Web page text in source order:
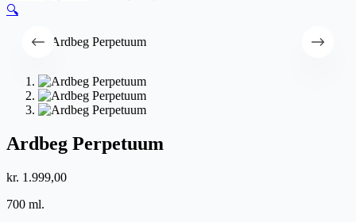
🔍
Ardbeg Perpetuum
kr. 1.999,00
700 ml.